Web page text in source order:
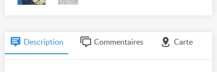
Description Commentaires Carte